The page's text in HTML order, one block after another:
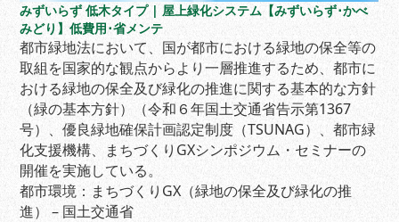
みずいらず 低木タイプ | 屋上緑化システム【みずいらず･かべ
みどり】低費用･省メンテ
都市緑地法において、国が都市における緑地の保全等の
取組を国家的な観点からより一層推進するため、都市に
おける緑地の保全及び緑化の推進に関する基本的な方針
（緑の基本方針）（令和６年国土交通省告示第1367
号）、優良緑地確保計画認定制度（TSUNAG）、都市緑
化支援機構、まちづくりGXシンポジウム・セミナーの
開催を実施している。
都市環境：まちづくりGX（緑地の保全及び緑化の推
進） – 国土交通省